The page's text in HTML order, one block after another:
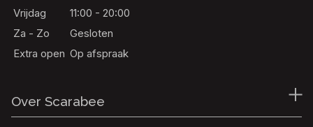
Vrijdag
11:00 - 20:00
Za - Zo
Gesloten
Extra open Op afspraak
Over Scarabee